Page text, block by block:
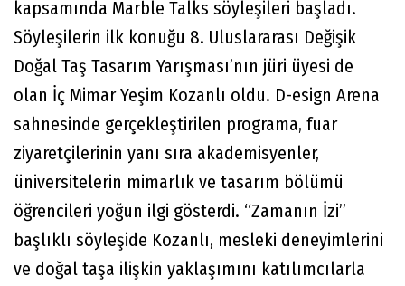
kapsamında Marble Talks söyleşileri başladı.
Söyleşilerin ilk konuğu 8. Uluslararası Değişik
Doğal Taş Tasarım Yarışması’nın jüri üyesi de
olan İç Mimar Yeşim Kozanlı oldu. D-esign Arena
sahnesinde gerçekleştirilen programa, fuar
ziyaretçilerinin yanı sıra akademisyenler,
üniversitelerin mimarlık ve tasarım bölümü
öğrencileri yoğun ilgi gösterdi. “Zamanın İzi”
başlıklı söyleşide Kozanlı, mesleki deneyimlerini
ve doğal taşa ilişkin yaklaşımını katılımcılarla